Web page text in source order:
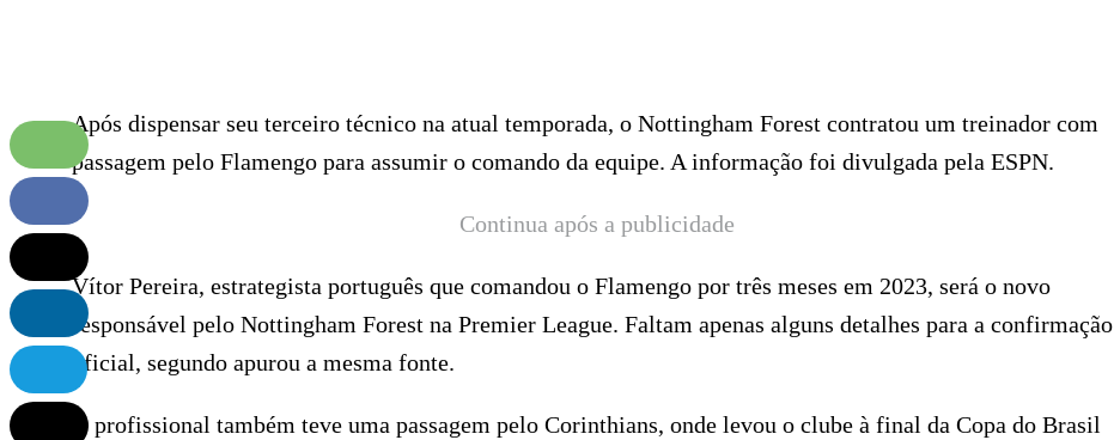
Após dispensar seu terceiro técnico na atual temporada, o Nottingham Forest contratou um treinador com
passagem pelo Flamengo para assumir o comando da equipe. A informação foi divulgada pela ESPN.
Continua após a publicidade
Vítor Pereira, estrategista português que comandou o Flamengo por três meses em 2023, será o novo
responsável pelo Nottingham Forest na Premier League. Faltam apenas alguns detalhes para a confirmação
oficial, segundo apurou a mesma fonte.
O profissional também teve uma passagem pelo Corinthians, onde levou o clube à final da Copa do Brasil